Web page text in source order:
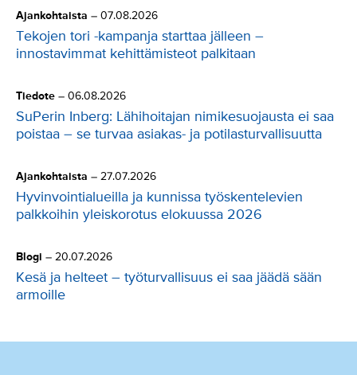
Ajankohtaista – 07.08.2026
Tekojen tori -kampanja starttaa jälleen –
innostavimmat kehittämisteot palkitaan
Tiedote – 06.08.2026
SuPerin Inberg: Lähihoitajan nimikesuojausta ei saa
poistaa – se turvaa asiakas- ja potilasturvallisuutta
Ajankohtaista – 27.07.2026
Hyvinvointialueilla ja kunnissa työskentelevien
palkkoihin yleiskorotus elokuussa 2026
Blogi – 20.07.2026
Kesä ja helteet – työturvallisuus ei saa jäädä sään
armoille